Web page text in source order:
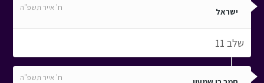
ישראל ח' אייר תשפ"ה
שלב 11
ח' אייר תשפ"ה